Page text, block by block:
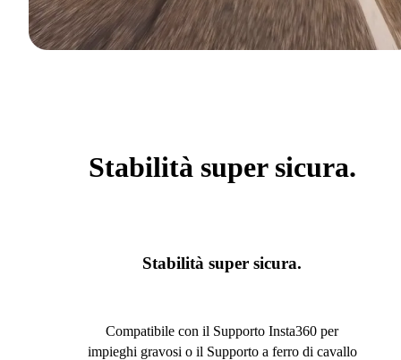
Stabilità super sicura.
Stabilità super sicura.
Compatibile con il Supporto Insta360 per
impieghi gravosi o il Supporto a ferro di cavallo